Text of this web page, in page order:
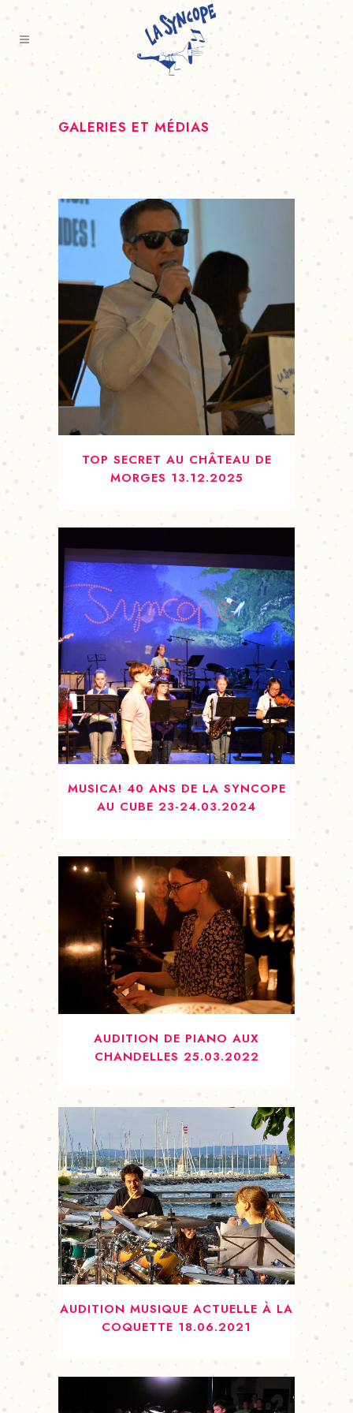
GALERIES ET MÉDIAS
TOP SECRET AU CHÂTEAU DE
MORGES 13.12.2025
MUSICA! 40 ANS DE LA SYNCOPE
AU CUBE 23-24.03.2024
AUDITION DE PIANO AUX
CHANDELLES 25.03.2022
AUDITION MUSIQUE ACTUELLE À LA
COQUETTE 18.06.2021